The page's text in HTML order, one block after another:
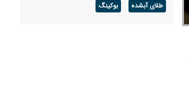
طلای آبشده بوکینگ